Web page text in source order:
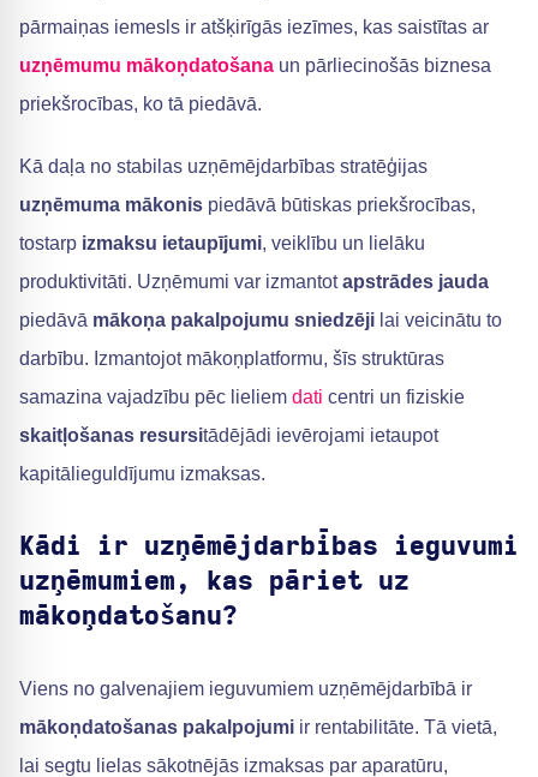
pārmaiņas iemesls ir atšķirīgās iezīmes, kas saistītas ar
uzņēmumu mākoņdatošana un pārliecinošās biznesa
priekšrocības, ko tā piedāvā.
Kā daļa no stabilas uzņēmējdarbības stratēģijas
uzņēmuma mākonis piedāvā būtiskas priekšrocības,
tostarp izmaksu ietaupījumi, veiklību un lielāku
produktivitāti. Uzņēmumi var izmantotapstrādes jauda
piedāvā mākoņa pakalpojumu sniedzēji lai veicinātu to
darbību. Izmantojot mākoņplatformu, šīs struktūras
samazina vajadzību pēc lieliem dati centri un fiziskie
skaitļošanas resursitādējādi ievērojami ietaupot
kapitālieguldījumu izmaksas.
Kādi ir uzņēmējdarbības ieguvumi
uzņēmumiem, kas pāriet uz
mākoņdatošanu?
Viens no galvenajiem ieguvumiem uzņēmējdarbībā ir
mākoņdatošanas pakalpojumi ir rentabilitāte. Tā vietā,
lai segtu lielas sākotnējās izmaksas par aparatūru,